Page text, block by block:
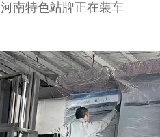
河南特色站牌正在装车